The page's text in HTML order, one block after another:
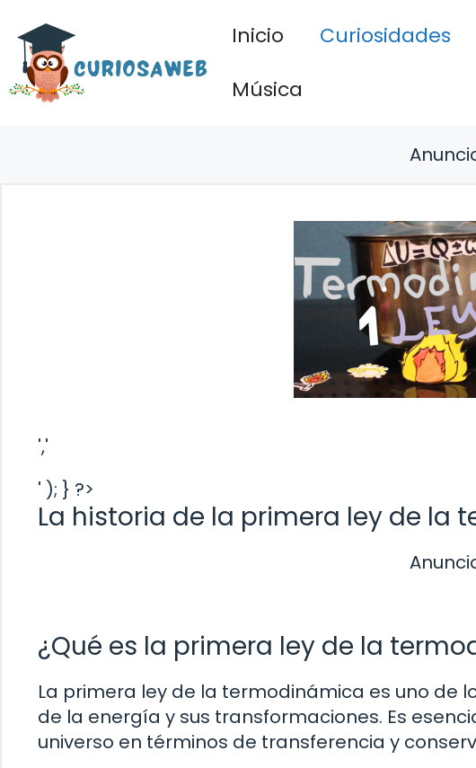
contenido
Inicio Curiosidades
Música
','
' ); } ?>
La historia de la primera ley de la
¿Qué es la primera ley de la
La primera ley de la termodinámica es uno de
de la energía y sus transformaciones. Es
universo en términos de transferencia y